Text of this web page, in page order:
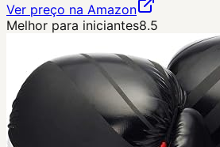
Ver preço na Amazon
Melhor para iniciantes8.5